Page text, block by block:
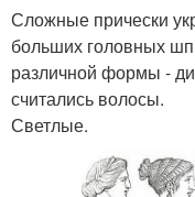
Сложные прически
больших головных
различной формы -
считались волосы.
Светлые.